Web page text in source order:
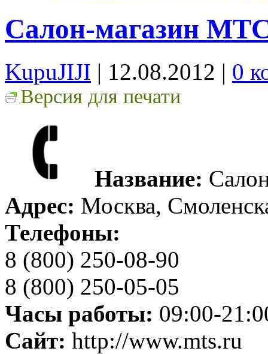
Салон-магазин
KupuJIJI | 12.08.2012 | 0
Версия для печати
Название:
Адрес: Москва,
Телефоны:
8 (800) 250-08-90
8 (800) 250-05-05
Часы работы: 09:00-
Сайт: http://www.mts.ru